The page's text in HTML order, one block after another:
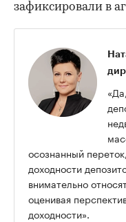
зафиксировали в
осознанный
доходности
внимательно
оценивая
доходности».